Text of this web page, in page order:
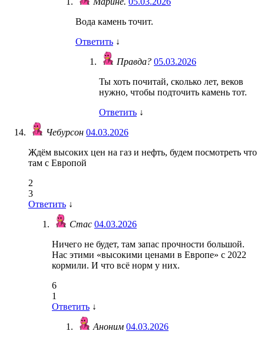
Вода камень точит.
Ответить ↓
Правда? 05.03.2026
Ты хоть почитай, сколько лет, веков
нужно, чтобы подточить камень тот.
Ответить ↓
Чебурсон 04.03.2026
Ждём высоких цен на газ и нефть, будем посмотреть что
там с Европой
2
3
Ответить ↓
Стас 04.03.2026
Ничего не будет, там запас прочности большой.
Нас этими «высокими ценами в Европе» с 2022
кормили. И что всё норм у них.
6
1
Ответить ↓
Аноним 04.03.2026